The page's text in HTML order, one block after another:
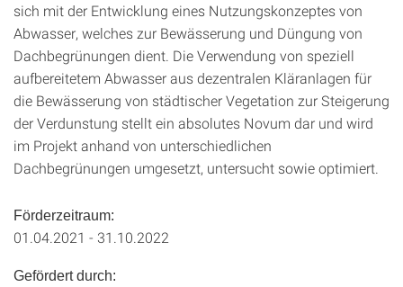
sich mit der Entwicklung eines Nutzungskonzeptes von
Abwasser, welches zur Bewässerung und Düngung von
Dachbegrünungen dient. Die Verwendung von speziell
aufbereitetem Abwasser aus dezentralen Kläranlagen für
die Bewässerung von städtischer Vegetation zur Steigerung
der Verdunstung stellt ein absolutes Novum dar und wird
im Projekt anhand von unterschiedlichen
Dachbegrünungen umgesetzt, untersucht sowie optimiert.
Förderzeitraum:
01.04.2021 - 31.10.2022
Gefördert durch: